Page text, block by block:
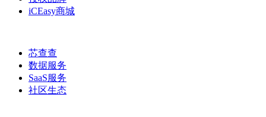
iCEasy商城
芯查查
数据服务
SaaS服务
社区生态